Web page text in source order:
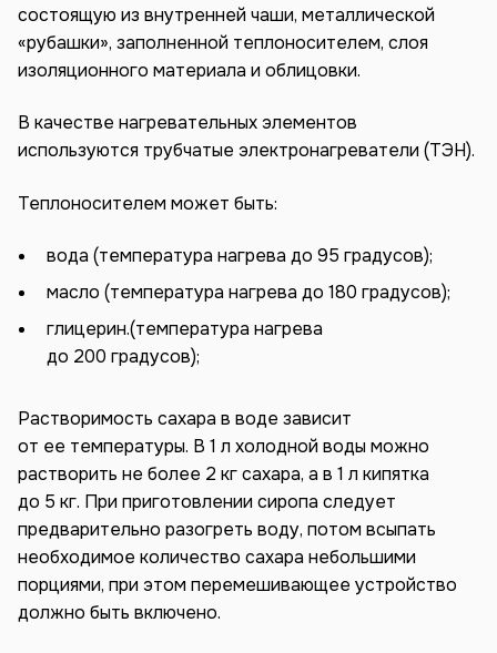
состоящую из внутренней чаши, металлической
«рубашки», заполненной теплоносителем, слоя
изоляционного материала и облицовки.
В качестве нагревательных элементов
используются трубчатые электронагреватели (ТЭН).
Теплоносителем может быть:
вода (температура нагрева до 95 градусов);
масло (температура нагрева до 180 градусов);
глицерин.(температура нагрева
до 200 градусов);
Растворимость сахара в воде зависит
от ее температуры. В 1 л холодной воды можно
растворить не более 2 кг сахара, а в 1 л кипятка
до 5 кг. При приготовлении сиропа следует
предварительно разогреть воду, потом всыпать
необходимое количество сахара небольшими
порциями, при этом перемешивающее устройство
должно быть включено.